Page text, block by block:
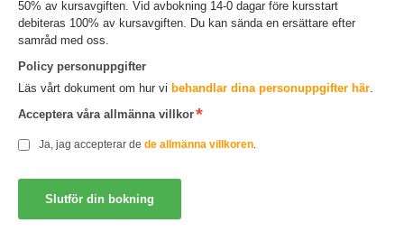
50% av kursavgiften. Vid avbokning 14-0 dagar före kursstart
debiteras 100% av kursavgiften. Du kan sända en ersättare efter
samråd med oss.
Policy personuppgifter
Läs vårt dokument om hur vi behandlar dina personuppgifter här.
Acceptera våra allmänna villkor
Ja, jag accepterar de de allmänna villkoren